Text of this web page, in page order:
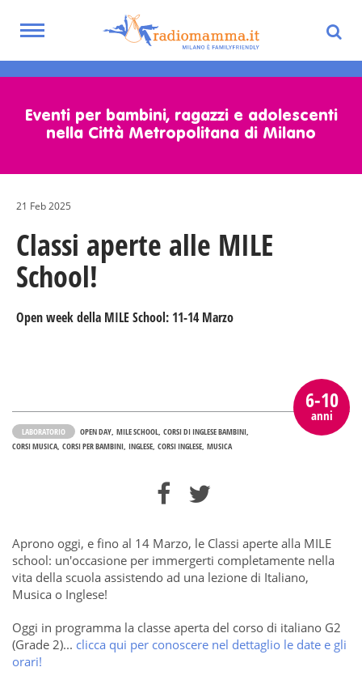
content
Toggle
Eventi per bambini, ragazzi e adolescenti
nella Città Metropolitana di Milano
21 Feb 2025
Classi aperte alle MILE
School!
Open week della MILE School: 11-14 Marzo
6-10
anni
LABORATORIO OPEN DAY MILE SCHOOL CORSI DI INGLESE BAMBINI
CORSI MUSICA CORSI PER BAMBINI INGLESE CORSI INGLESE MUSICA
Aprono oggi, e fino al 14 Marzo, le Classi aperte alla MILE
school: un'occasione per immergerti completamente nella
vita della scuola assistendo ad una lezione di Italiano,
Musica o Inglese!
Oggi in programma la classe aperta del corso di italiano G2
(Grade 2)... clicca qui per conoscere nel dettaglio le date e gli
orari!